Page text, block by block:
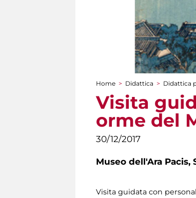
Tu sei qui
Home > Didattica > Didattica
Visita
orme del
30/12/2017
Museo dell'Ara Pacis,
Visita guidata con